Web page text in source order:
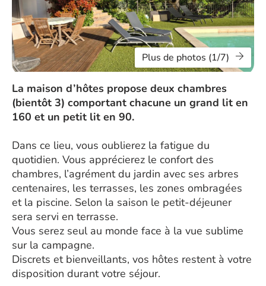
Plus de photos (1/7)
La maison d’hôtes propose deux chambres
(bientôt 3) comportant chacune un grand lit en
160 et un petit lit en 90.
Dans ce lieu, vous oublierez la fatigue du
quotidien. Vous apprécierez le confort des
chambres, l’agrément du jardin avec ses arbres
centenaires, les terrasses, les zones ombragées
et la piscine. Selon la saison le petit-déjeuner
sera servi en terrasse.
Vous serez seul au monde face à la vue sublime
sur la campagne.
Discrets et bienveillants, vos hôtes restent à votre
disposition durant votre séjour.